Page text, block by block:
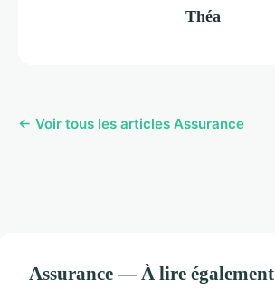
Théa
← Voir tous les articles Assurance
Assurance — À lire également